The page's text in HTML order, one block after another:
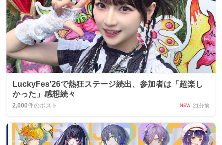
LuckyFes'26で熱狂ステージ続出、参加者は「超楽し
かった」感想続々
2,000件のポスト NEW 21分前